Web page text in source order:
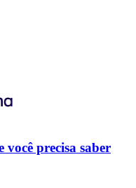
precisa saber